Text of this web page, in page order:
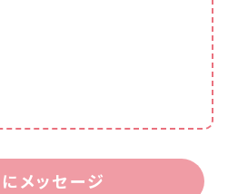
メッセージ